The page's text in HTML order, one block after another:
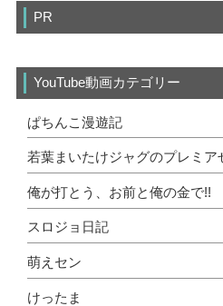
PR
YouTube動画カテゴリー
ぱちんこ漫遊記
若葉まいたけジャグのプレミア
俺が打とう、お前と俺の金で!!
スロジョ日記
萌えセン
けったま